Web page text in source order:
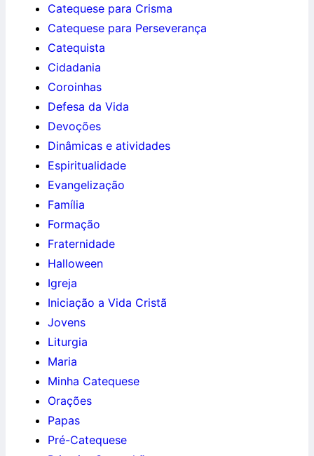
Catequese para Crisma
Catequese para Perseverança
Catequista
Cidadania
Coroinhas
Defesa da Vida
Devoções
Dinâmicas e atividades
Espiritualidade
Evangelização
Família
Formação
Fraternidade
Halloween
Igreja
Iniciação a Vida Cristã
Jovens
Liturgia
Maria
Minha Catequese
Orações
Papas
Pré-Catequese